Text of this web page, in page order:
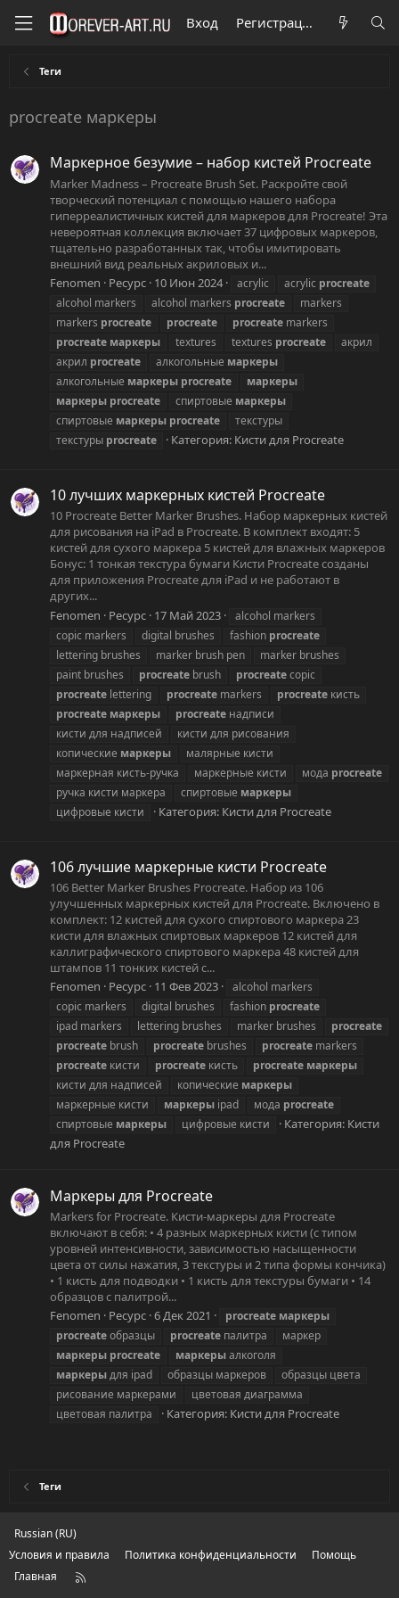
Вход Регистрация
Теги
procreate маркеры
Маркерное безумие – набор кистей Procreate
Marker Madness – Procreate Brush Set. Раскройте свой
творческий потенциал с помощью нашего набора
гиперреалистичных кистей для маркеров для Procreate! Эта
невероятная коллекция включает 37 цифровых маркеров,
тщательно разработанных так, чтобы имитировать
внешний вид реальных акриловых и...
Fenomen
Ресурс 10 Июн 2024 acrylic acrylic procreate
alcohol markers
alcohol markers procreate
markers
markers procreate procreate procreate markers
procreate маркеры textures textures procreate
акрил
акрил procreate алкогольные маркеры
алкогольные маркеры procreate
маркеры
маркеры procreate спиртовые маркеры
спиртовые маркеры procreate
текстуры
текстуры procreate Категория: Кисти для Procreate
10 лучших маркерных кистей Procreate
10 Procreate Better Marker Brushes. Набор маркерных кистей
для рисования на iPad в Procreate. В комплект входят: 5
кистей для сухого маркера 5 кистей для влажных маркеров
Бонус: 1 тонкая текстура бумаги Кисти Procreate созданы
для приложения Procreate для iPad и не работают в
других...
Fenomen
Ресурс 17 Май 2023
alcohol markers
copic markers
digital brushes fashion procreate
lettering brushes
marker brush pen
marker brushes
paint brushes
procreate brush procreatecopic
procreate lettering procreate markers procreate кисть
procreate маркеры procreate надписи
кисти для надписей
кисти для рисования
копические маркеры
малярные кисти
маркерная кисть-ручка
маркерные кисти мода procreate
ручка кисти маркера
спиртовые маркеры
цифровые кисти
Категория: Кисти для Procreate
106 лучшие маркерные кисти Procreate
106 Better Marker Brushes Procreate. Набор из 106
улучшенных маркерных кистей для Procreate. Включено в
комплект: 12 кистей для сухого спиртового маркера 23
кисти для влажных спиртовых маркеров 12 кистей для
каллиграфического спиртового маркера 48 кистей для
штампов 11 тонких кистей с...
Fenomen
Ресурс 11 Фев 2023
alcohol markers
copic markers
digital brushes fashion procreate
ipad markers
lettering brushes marker brushes
procreate
procreate brush procreate brushes procreate markers
procreate кисти procreate кисть procreate маркеры
кисти для надписей
копические маркеры
маркерные кисти
маркеры ipad мода procreate
спиртовые маркеры цифровые кисти Категория: Кисти
для Procreate
Маркеры для Procreate
Markers for Procreate. Кисти-маркеры для Procreate
включают в себя: • 4 разных маркерных кисти (с типом
уровней интенсивности, зависимостью насыщенности
цвета от силы нажатия, 3 текстуры и 2 типа формы кончика)
• 1 кисть для подводки • 1 кисть для текстуры бумаги • 14
образцов с палитрой...
Fenomen
Ресурс 6 Дек 2021 procreate маркеры
procreateобразцы procreate палитра
маркер
маркеры procreate маркерыалкоголя
маркерыдля ipad образцы маркеров
образцы цвета
рисование маркерами
цветовая диаграмма
цветовая палитра
Категория: Кисти для Procreate
Теги
Russian (RU)
Условия и правила
Политика конфиденциальности
Помощь
Главная
R